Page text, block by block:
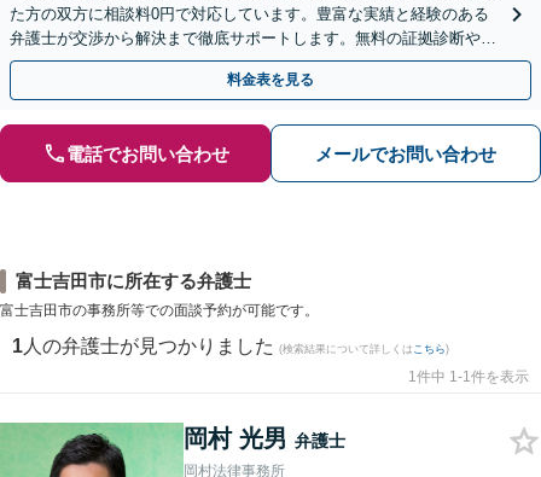
た方の双方に相談料0円で対応しています。豊富な実績と経験のある
弁護士が交渉から解決まで徹底サポートします。無料の証拠診断や着
手金の返還保証もありますので安心してご相談ください。
料金表を見る
電話でお問い合わせ メールでお問い合わせ
富士吉田市に所在する弁護士
富士吉田市の事務所等での面談予約が可能です。
1 人の弁護士が見つかりました (検索結果について詳しくは こちら)
1件中 1-1件を表示
岡村 光男 弁護士
岡村法律事務所